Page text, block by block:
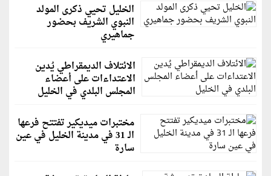
الخليل تحيي ذكرى المولد
النبوي الشريف بحضور
جماهيري
الائتلاف الديمقراطي يُدين
الاعتداءات على أعضاء
المجلس البلدي في الخليل
مختبرات ميديكير تفتتح فرعها
الـ 31 في مدينة الخليل في عين
سارة